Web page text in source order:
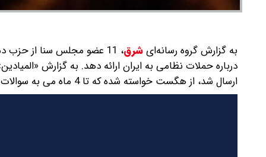
به گزارش گروه رسانه‌ایشرق،
11 عضو مجلس سنا از حزب
درباره حملات نظامی به ایران ارائه دهد. به گزارش
ارسال شد، از هگست خواسته شده که تا 4 ماه می به سوالات پاسخ دهد.